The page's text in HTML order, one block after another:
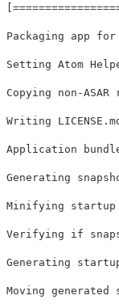
Packaging app for
Setting Atom
Copying non-
Writing
Application
Generating
Minifying
Verifying if
Generating
Moving